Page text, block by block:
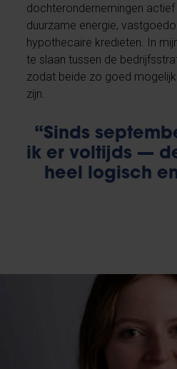
dochterondernemingen
duurzame energie,
hypothecaire kredieten. In
te slaan tussen de
zodat beide zo goed
zijn.
“Sinds
ik er voltijds —
heel logisch